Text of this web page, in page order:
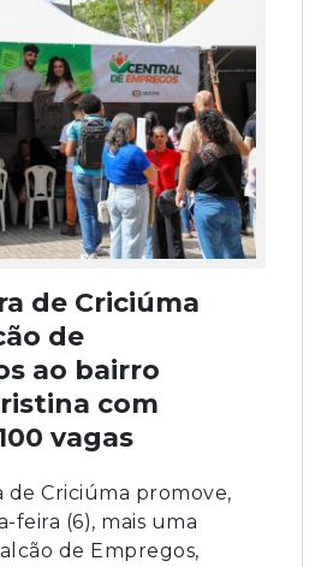
de Criciúma
de
ao bairro
com
vagas
de Criciúma promove,
feira (6), mais uma
de Empregos,